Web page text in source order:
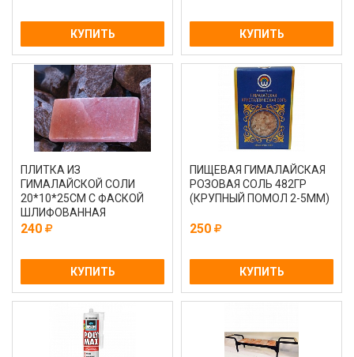
КУПИТЬ КУПИТЬ
ПЛИТКА ИЗ
ГИМАЛАЙСКОЙ СОЛИ
20*10*25СМ С ФАСКОЙ
ШЛИФОВАННАЯ
240
КУПИТЬ
ПИЩЕВАЯ ГИМАЛАЙСКАЯ
РОЗОВАЯ СОЛЬ 482ГР
(КРУПНЫЙ ПОМОЛ 2-5ММ)
250
КУПИТЬ